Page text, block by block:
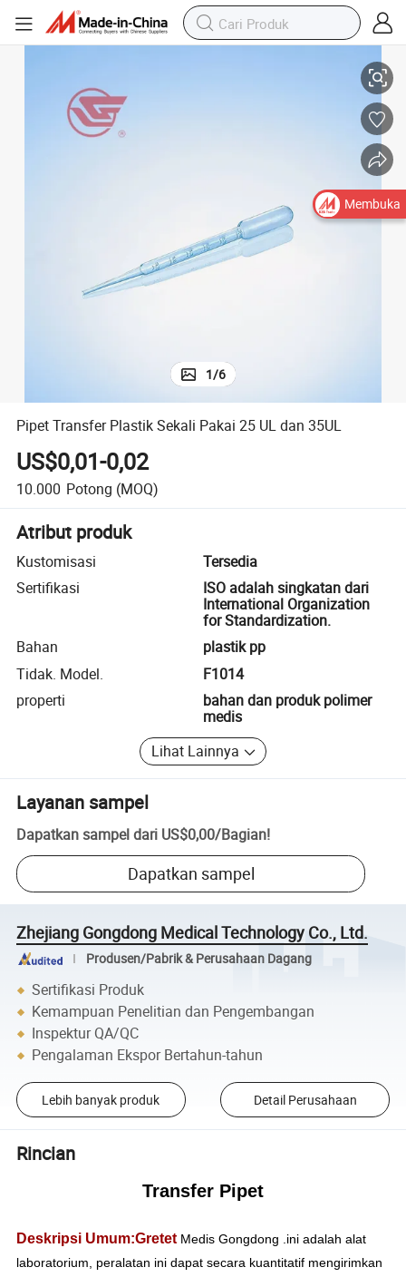
1/6
Pipet Transfer Plastik Sekali Pakai 25 UL dan 35UL
US$0,01-0,02
10.000 Potong (MOQ)
Atribut produk
Kustomisasi
Tersedia
Sertifikasi
ISO adalah singkatan dari
International Organization
for Standardization.
Bahan
plastik pp
Tidak. Model.
F1014
properti
bahan dan produk polimer
medis
Lihat Lainnya
Layanan sampel
Dapatkan sampel dari US$0,00/Bagian!
Dapatkan sampel
Zhejiang Gongdong Medical Technology Co., Ltd.
Produsen/Pabrik & Perusahaan Dagang
Sertifikasi Produk
Kemampuan Penelitian dan Pengembangan
Inspektur QA/QC
Pengalaman Ekspor Bertahun-tahun
Lebih banyak produk Detail Perusahaan
Rincian
Transfer Pipet
Deskripsi Umum:Gretet Medis Gongdong
.ini adalah alat
laboratorium, peralatan ini dapat secara kuantitatif mengirimkan
Membuka